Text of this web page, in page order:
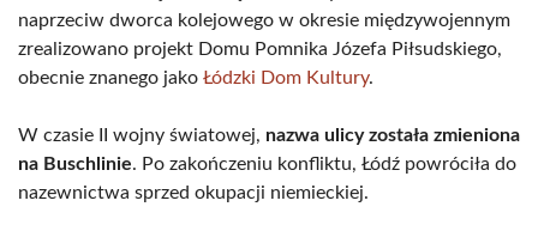
naprzeciw dworca kolejowego w okresie międzywojennym
zrealizowano projekt Domu Pomnika Józefa Piłsudskiego,
obecnie znanego jako Łódzki Dom Kultury.
W czasie II wojny światowej, nazwa ulicy została zmieniona
na Buschlinie. Po zakończeniu konfliktu, Łódź powróciła do
nazewnictwa sprzed okupacji niemieckiej.